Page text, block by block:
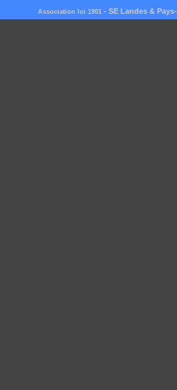
Association loi 1901 - SE Landes &